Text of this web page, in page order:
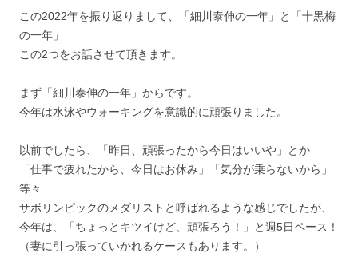
この2022年を振り返りまして、「細川泰伸の一年」と「十黒梅
の一年」
この2つをお話させて頂きます。
まず「細川泰伸の一年」からです。
今年は水泳やウォーキングを意識的に頑張りました。
以前でしたら、「昨日、頑張ったから今日はいいや」とか
「仕事で疲れたから、今日はお休み」「気分が乗らないから」
等々
サボリンピックのメダリストと呼ばれるような感じでしたが、
今年は、「ちょっとキツイけど、頑張ろう！」と週5日ペース！
（妻に引っ張っていかれるケースもあります。）